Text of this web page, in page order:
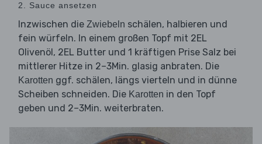
2. Sauce ansetzen
Inzwischen die Zwiebeln schälen, halbieren und
fein würfeln. In einem großen Topf mit 2EL
Olivenöl, 2EL Butter und 1 kräftigen Prise Salz bei
mittlerer Hitze in 2–3Min. glasig anbraten. Die
Karotten ggf. schälen, längs vierteln und in dünne
Scheiben schneiden. Die Karotten in den Topf
geben und 2–3Min. weiterbraten.